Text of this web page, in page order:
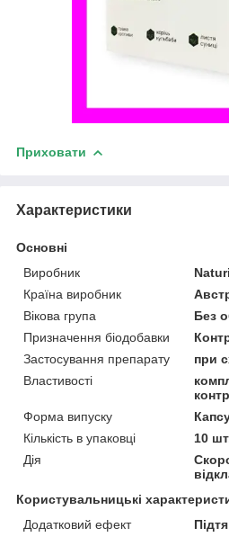
Приховати
Характеристики
Основні
Виробник
Країна виробник
Вікова група
Без
Призначення біодобавки
Застосування препарату
при
Властивості
Форма випуску
Кількість в упаковці
10
Дія
Користувальницькі
Додатковий ефект